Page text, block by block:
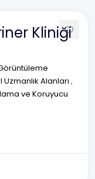
Kliniği
Uzmanlık Alanları ,
ve Koruyucu